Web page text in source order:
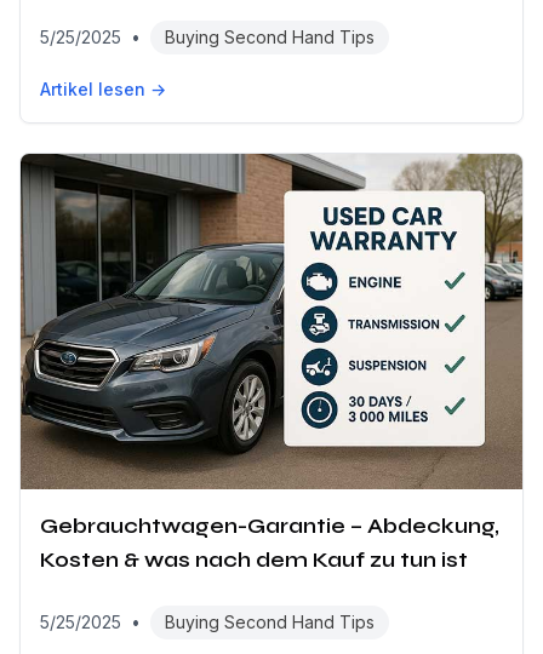
5/25/2025 • Buying Second Hand Tips
Artikel lesen →
Gebrauchtwagen-Garantie – Abdeckung,
Kosten & was nach dem Kauf zu tun ist
5/25/2025 • Buying Second Hand Tips